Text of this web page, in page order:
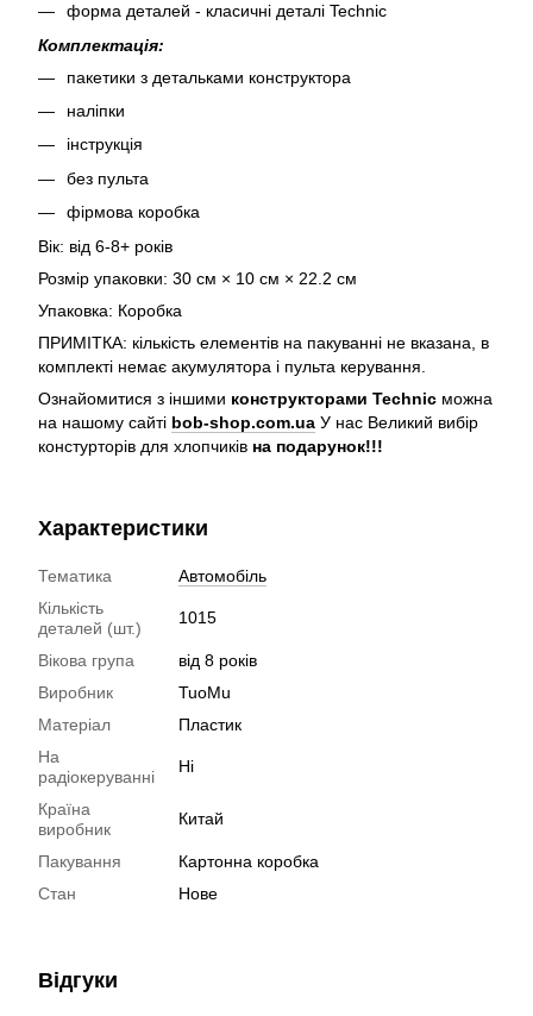
форма деталей - класичні деталі Technic
Комплектація:
пакетики з детальками конструктора
наліпки
інструкція
без пульта
фірмова коробка
Вік: від 6-8+ років
Розмір упаковки: 30 см × 10 см × 22.2 см
Упаковка: Коробка
ПРИМІТКА: кількість елементів на пакуванні не вказана, в
комплекті немає акумулятора і пульта керування.
Ознайомитися з іншими конструкторами Technic можна
на нашому сайті bob-shop.com.ua У нас Великий вибір
констурторів для хлопчиків на подарунок!!!
Характеристики
Тематика
Автомобіль
Кількість
деталей (шт.)
1015
Вікова група
від 8 років
Виробник
TuoMu
Матеріал
Пластик
На
радіокеруванні
Ні
Країна
виробник
Китай
Пакування
Картонна коробка
Стан
Нове
Відгуки